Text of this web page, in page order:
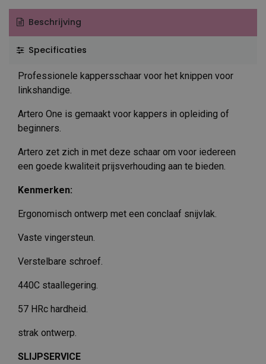
Beschrijving
Specificaties
Professionele kappersschaar voor het knippen voor
linkshandige.
Artero One is gemaakt voor kappers in opleiding of
beginners.
Artero zet zich in met deze schaar om voor iedereen
een goede kwaliteit prijsverhouding aan te bieden.
Kenmerken:
Ergonomisch ontwerp met een conclaaf snijvlak.
Vaste vingersteun.
Verstelbare schroef.
440C staallegering.
57 HRc hardheid.
strak ontwerp.
SLIJPSERVICE